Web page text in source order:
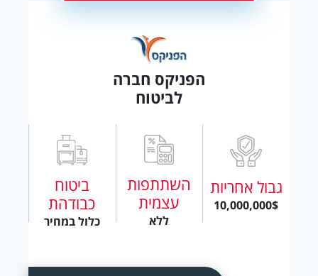
הפניקס חברה
לביטוח
גבול אחריות
10,000,000$
השתתפות
עצמית
ללא
ביטוח
כבודהת
כלול במחיר